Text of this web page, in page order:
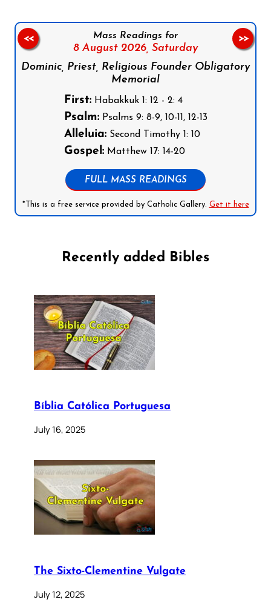
Mass Readings for
8 August 2026, Saturday
Dominic, Priest, Religious Founder Obligatory
Memorial
First:Habakkuk 1: 12 - 2: 4
Psalm:Psalms 9: 8-9, 10-11, 12-13
Alleluia:Second Timothy 1: 10
Gospel:Matthew 17: 14-20
FULL MASS READINGS
*This is a free service provided by Catholic Gallery. Get it here
<< >>
Recently added Bibles
Bíblia Católica Portuguesa
July 16, 2025
The Sixto-Clementine Vulgate
July 12, 2025